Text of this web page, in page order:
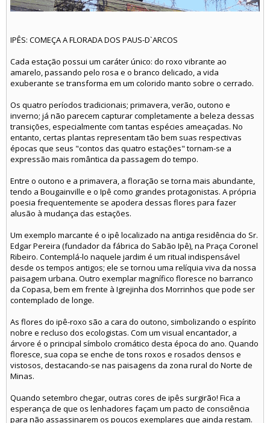
IPÊS: COMEÇA A FLORADA DOS PAUS-D`ARCOS
Cada estação possui um caráter único: do roxo vibrante ao
amarelo, passando pelo rosa e o branco delicado, a vida
exuberante se transforma em um colorido manto sobre o cerrado.
Os quatro períodos tradicionais; primavera, verão, outono e
inverno; já não parecem capturar completamente a beleza dessas
transições, especialmente com tantas espécies ameaçadas. No
entanto, certas plantas representam tão bem suas respectivas
épocas que seus "contos das quatro estações" tornam-se a
expressão mais romântica da passagem do tempo.
Entre o outono e a primavera, a floração se torna mais abundante,
tendo a Bougainville e o Ipê como grandes protagonistas. A própria
poesia frequentemente se apodera dessas flores para fazer
alusão à mudança das estações.
Um exemplo marcante é o ipê localizado na antiga residência do Sr.
Edgar Pereira (fundador da fábrica do Sabão Ipê), na Praça Coronel
Ribeiro. Contemplá-lo naquele jardim é um ritual indispensável
desde os tempos antigos; ele se tornou uma relíquia viva da nossa
paisagem urbana. Outro exemplar magnífico floresce no barranco
da Copasa, bem em frente à Igrejinha dos Morrinhos que pode ser
contemplado de longe.
As flores do ipê-roxo são a cara do outono, simbolizando o espírito
nobre e recluso dos ecologistas. Com um visual encantador, a
árvore é o principal símbolo cromático desta época do ano. Quando
floresce, sua copa se enche de tons roxos e rosados densos e
vistosos, destacando-se nas paisagens da zona rural do Norte de
Minas.
Quando setembro chegar, outras cores de ipês surgirão! Fica a
esperança de que os lenhadores façam um pacto de consciência
para não assassinarem os poucos exemplares que ainda restam.